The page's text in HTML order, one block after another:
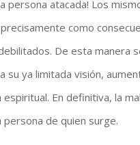
persona atacada! Los
como
De esta manera
su ya limitada visión,
En definitiva, la
de quien surge.